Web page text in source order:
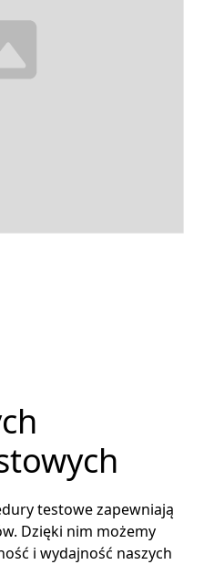
testowe zapewniają
Dzięki nim możemy
i wydajność naszych